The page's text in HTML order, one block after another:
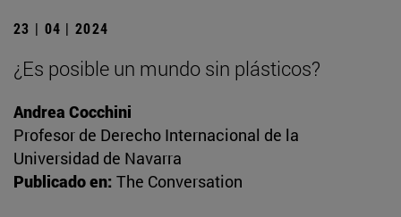
23 | 04 | 2024
¿Es posible un mundo sin plásticos?
Andrea Cocchini
Profesor de Derecho Internacional de la
Universidad de Navarra
Publicado en: The Conversation